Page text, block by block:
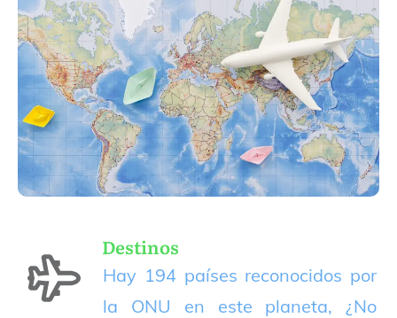
Destinos
Hay 194 países reconocidos por
la ONU en este planeta, ¿No